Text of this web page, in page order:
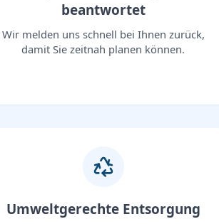
beantwortet
Wir melden uns schnell bei Ihnen zurück,
damit Sie zeitnah planen können.
Umweltgerechte Entsorgung